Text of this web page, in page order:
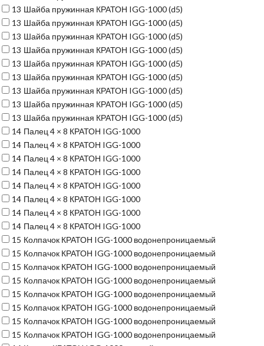
13 Шайба пружинная КРАТОН IGG-1000 (d5)
13 Шайба пружинная КРАТОН IGG-1000 (d5)
13 Шайба пружинная КРАТОН IGG-1000 (d5)
13 Шайба пружинная КРАТОН IGG-1000 (d5)
13 Шайба пружинная КРАТОН IGG-1000 (d5)
13 Шайба пружинная КРАТОН IGG-1000 (d5)
13 Шайба пружинная КРАТОН IGG-1000 (d5)
13 Шайба пружинная КРАТОН IGG-1000 (d5)
13 Шайба пружинная КРАТОН IGG-1000 (d5)
14 Палец 4 × 8 КРАТОН IGG-1000
14 Палец 4 × 8 КРАТОН IGG-1000
14 Палец 4 × 8 КРАТОН IGG-1000
14 Палец 4 × 8 КРАТОН IGG-1000
14 Палец 4 × 8 КРАТОН IGG-1000
14 Палец 4 × 8 КРАТОН IGG-1000
14 Палец 4 × 8 КРАТОН IGG-1000
14 Палец 4 × 8 КРАТОН IGG-1000
15 Колпачок КРАТОН IGG-1000 водонепроницаемый
15 Колпачок КРАТОН IGG-1000 водонепроницаемый
15 Колпачок КРАТОН IGG-1000 водонепроницаемый
15 Колпачок КРАТОН IGG-1000 водонепроницаемый
15 Колпачок КРАТОН IGG-1000 водонепроницаемый
15 Колпачок КРАТОН IGG-1000 водонепроницаемый
15 Колпачок КРАТОН IGG-1000 водонепроницаемый
15 Колпачок КРАТОН IGG-1000 водонепроницаемый